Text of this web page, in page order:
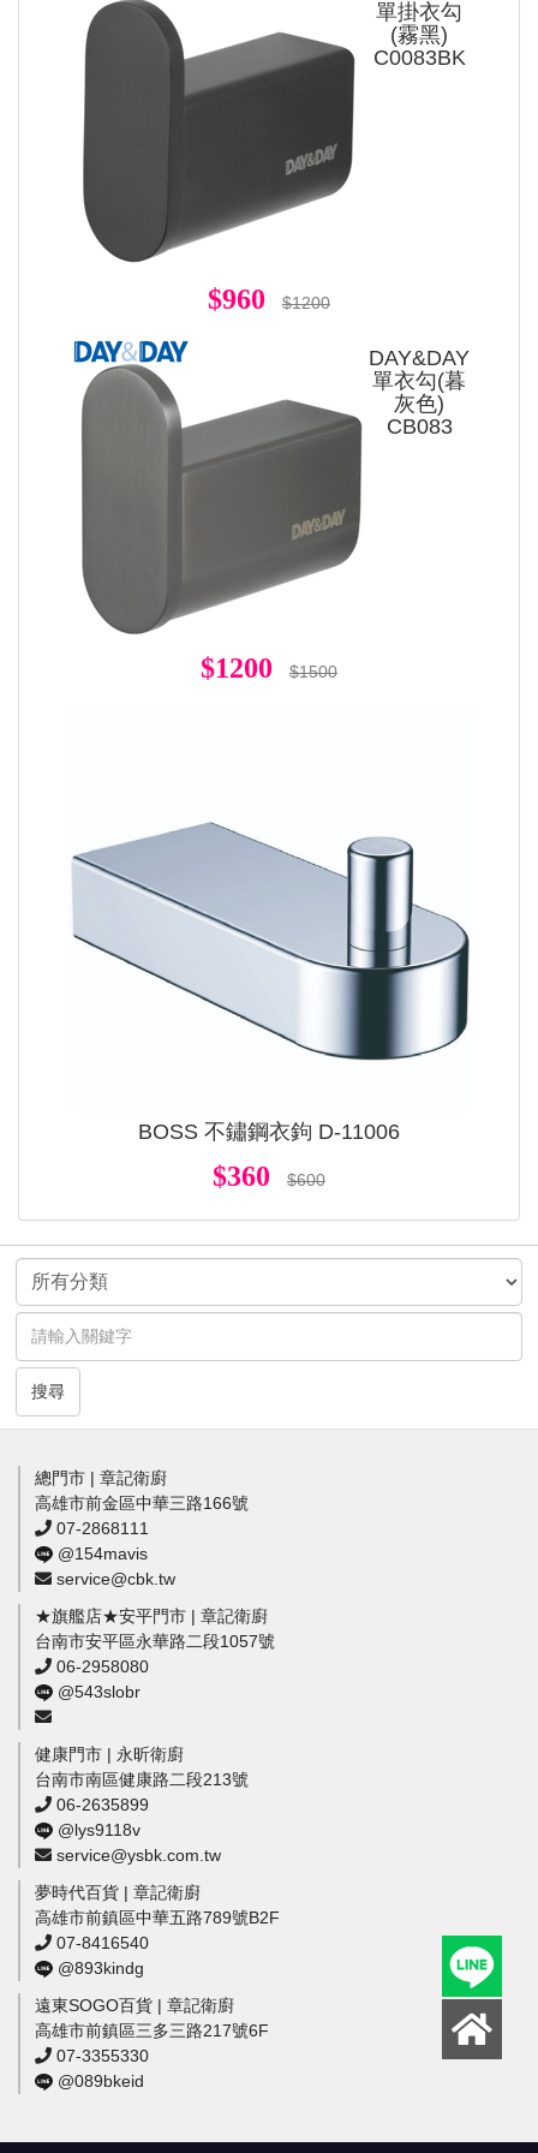
單掛衣勾
(霧黑)
C0083BK
$960 $1200
DAY&DAY
單衣勾(暮
灰色)
CB083
$1200 $1500
BOSS 不鏽鋼衣鉤 D-11006
$360 $600
搜尋
總門市 | 章記衛廚
高雄市前金區中華三路166號
07-2868111
@154mavis
service@cbk.tw
★旗艦店★安平門市 | 章記衛廚
台南市安平區永華路二段1057號
06-2958080
@543slobr
健康門市 | 永昕衛廚
台南市南區健康路二段213號
06-2635899
@lys9118v
service@ysbk.com.tw
夢時代百貨 | 章記衛廚
高雄市前鎮區中華五路789號B2F
07-8416540
@893kindg
遠東SOGO百貨 | 章記衛廚
高雄市前鎮區三多三路217號6F
07-3355330
@089bkeid